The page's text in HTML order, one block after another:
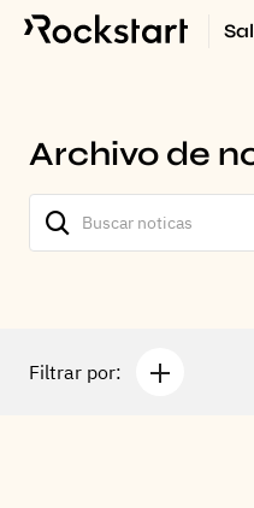
Archivo de
Filtrar por: